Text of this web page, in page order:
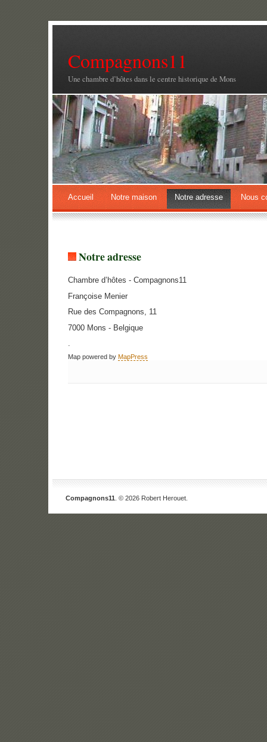
Compagnons11
Une chambre d’hôtes dans le centre historique de Mons
Accueil Notre maison Notre adresse Nous
Notre adresse
Chambre d’hôtes - Compagnons11
Françoise Menier
Rue des Compagnons, 11
7000 Mons - Belgique
Map powered by MapPress
Compagnons11 . © 2026 Robert Herouet.